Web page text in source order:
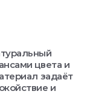
цвета и
задаёт
и